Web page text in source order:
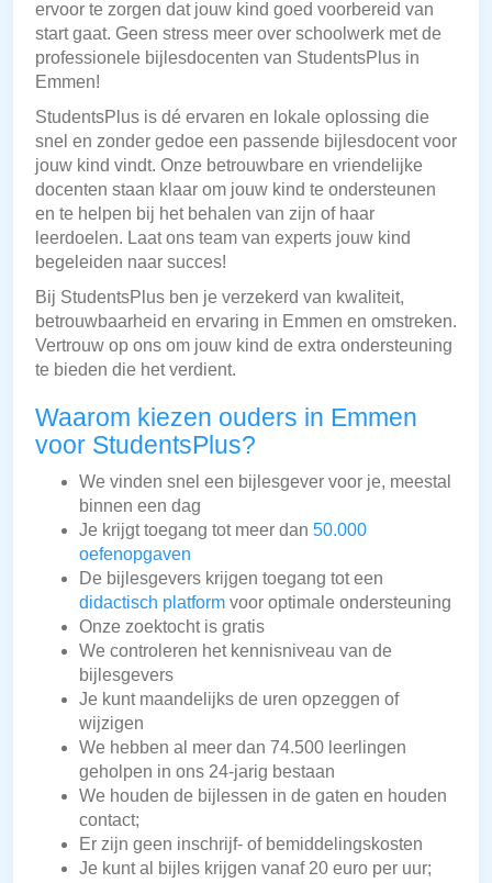
ervoor te zorgen dat jouw kind goed voorbereid van
start gaat. Geen stress meer over schoolwerk met de
professionele bijlesdocenten van StudentsPlus in
Emmen!
StudentsPlus is dé ervaren en lokale oplossing die
snel en zonder gedoe een passende bijlesdocent voor
jouw kind vindt. Onze betrouwbare en vriendelijke
docenten staan klaar om jouw kind te ondersteunen
en te helpen bij het behalen van zijn of haar
leerdoelen. Laat ons team van experts jouw kind
begeleiden naar succes!
Bij StudentsPlus ben je verzekerd van kwaliteit,
betrouwbaarheid en ervaring in Emmen en omstreken.
Vertrouw op ons om jouw kind de extra ondersteuning
te bieden die het verdient.
Waarom kiezen ouders in Emmen
voor StudentsPlus?
We vinden snel een bijlesgever voor je, meestal
binnen een dag
Je krijgt toegang tot meer dan 50.000
oefenopgaven
De bijlesgevers krijgen toegang tot een
didactisch platform voor optimale ondersteuning
Onze zoektocht is gratis
We controleren het kennisniveau van de
bijlesgevers
Je kunt maandelijks de uren opzeggen of
wijzigen
We hebben al meer dan 74.500 leerlingen
geholpen in ons 24-jarig bestaan
We houden de bijlessen in de gaten en houden
contact;
Er zijn geen inschrijf- of bemiddelingskosten
Je kunt al bijles krijgen vanaf 20 euro per uur;